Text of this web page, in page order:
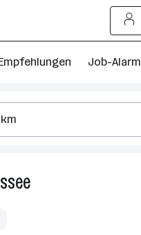
Job-Alarm
57